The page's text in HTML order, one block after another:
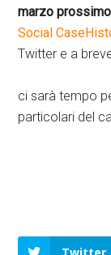
marzo prossimo
Social
Twitter e a
ci sarà tempo
particolari del